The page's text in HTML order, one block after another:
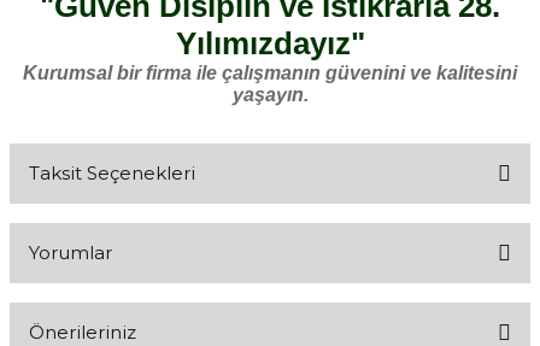
Yılımızdayız"
Kurumsal bir firma ile çalışmanın güvenini ve kalitesini
yaşayın.
Taksit Seçenekleri
Yorumlar
Önerileriniz